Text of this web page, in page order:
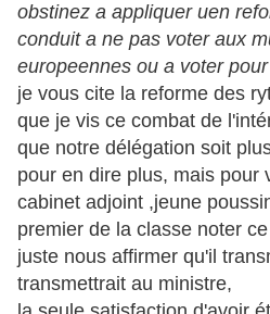
obstinez a appliquer uen
conduit a ne pas voter aux
europeennes ou a voter
je vous cite la reforme des
que je vis ce combat de
que notre délégation soit
pour en dire plus, mais pour
cabinet adjoint ,jeune
premier de la classe noter
juste nous affirmer qu'il
transmettrait au ministre,